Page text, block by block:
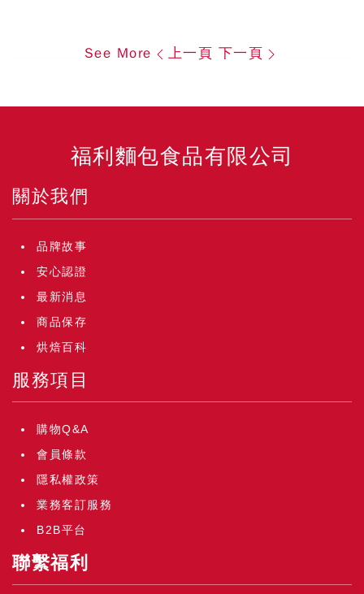
See More 上一頁 下一頁
福利麵包食品有限公司
關於我們
品牌故事
安心認證
最新消息
商品保存
烘焙百科
服務項目
購物Q&A
會員條款
隱私權政策
業務客訂服務
B2B平台
聯繫福利